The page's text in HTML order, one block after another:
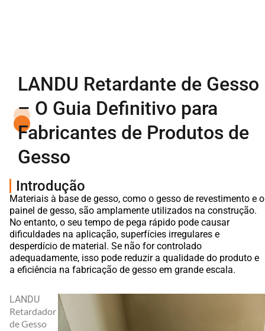
LANDU Retardante de Gesso
– O Guia Definitivo para
Fabricantes de Produtos de
Gesso
Introdução
Materiais à base de gesso, como o gesso de revestimento e o
painel de gesso, são amplamente utilizados na construção.
No entanto, o seu tempo de pega rápido pode causar
dificuldades na aplicação, superfícies irregulares e
desperdício de material. Se não for controlado
adequadamente, isso pode reduzir a qualidade do produto e
a eficiência na fabricação de gesso em grande escala.
LANDU
Retardador
de Gesso